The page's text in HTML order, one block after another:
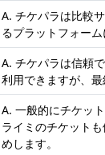
A. チケパラは比較
るプラットフォーム
A. チケパラは信頼
利用できますが、
A. 一般的にチケッ
ライミのチケット
めします。